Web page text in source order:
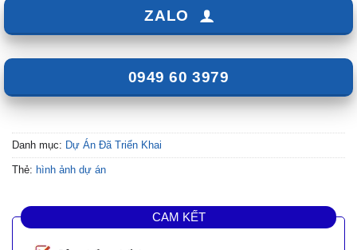
ZALO
0949 60 3979
Danh mục: Dự Án Đã Triển Khai
Thẻ: hình ảnh dự án
CAM KẾT